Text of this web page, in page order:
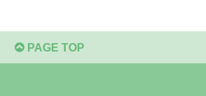
PAGE TOP